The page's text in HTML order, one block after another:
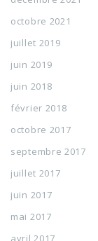
octobre 2021
juillet 2019
juin 2019
juin 2018
février 2018
octobre 2017
septembre 2017
juillet 2017
juin 2017
mai 2017
avril 2017